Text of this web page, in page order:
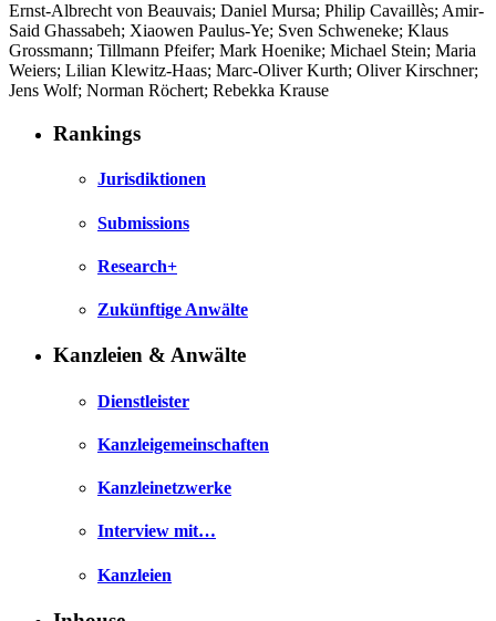
Ernst-Albrecht von Beauvais; Daniel Mursa; Philip Cavaillès; Amir-
Said Ghassabeh; Xiaowen Paulus-Ye; Sven Schweneke; Klaus
Grossmann; Tillmann Pfeifer; Mark Hoenike; Michael Stein; Maria
Weiers; Lilian Klewitz-Haas; Marc-Oliver Kurth; Oliver Kirschner;
Jens Wolf; Norman Röchert; Rebekka Krause
Rankings
Jurisdiktionen
Submissions
Research+
Zukünftige Anwälte
Kanzleien & Anwälte
Dienstleister
Kanzleigemeinschaften
Kanzleinetzwerke
Interview mit…
Kanzleien